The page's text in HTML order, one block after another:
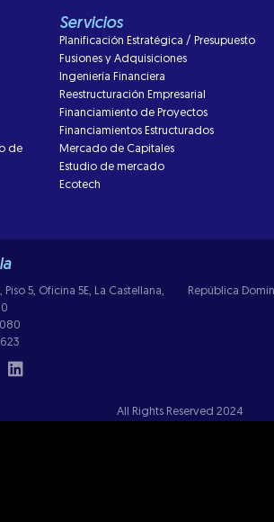
de
Servicios
Planificación Estratégica / Presupuesto
Fusiones y Adquisiciones
Ingeniería Financiera
Reestructuración Empresarial
Financiamiento de Proyectos
Financiamientos Estructurados
Mercado de Capitales
Estudio de mercado
Ecotech
5, Oficina 5E, La Castellana,
República
All Rights Reserved 2024